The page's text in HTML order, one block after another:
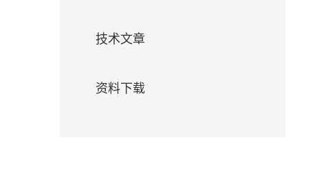
技术文章
资料下载